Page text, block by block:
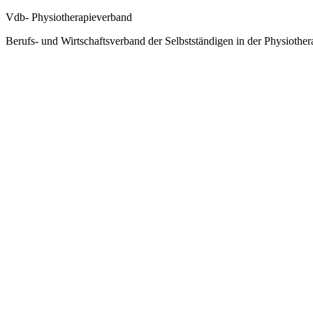
Vdb- Physiotherapieverband
Berufs- und Wirtschaftsverband der Selbstständigen in der